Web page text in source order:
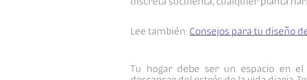
Lee también: Consejos para tu diseño
Tu hogar debe ser un espacio en